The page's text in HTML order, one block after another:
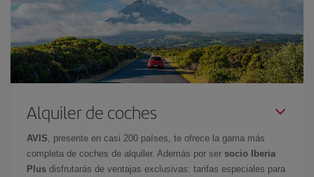
Alquiler de coches
AVIS , presente en casi 200 países, te ofrece la gama más
completa de coches de alquiler. Además por ser socio Iberia
Plus disfrutarás de ventajas exclusivas: tarifas especiales para